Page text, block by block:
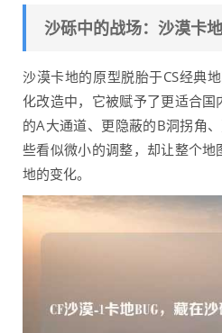
沙砾中的战场：沙漠卡
沙漠卡地的原型脱胎于CS经典
化改造中，它被赋予了更适合
的A大通道、更隐蔽的B洞拐角
些看似微小的调整，却让整个
地的变化。